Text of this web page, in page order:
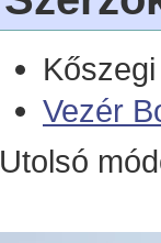
Vezér
Utolsó